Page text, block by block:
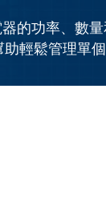
的功率、數
助輕鬆管理單個